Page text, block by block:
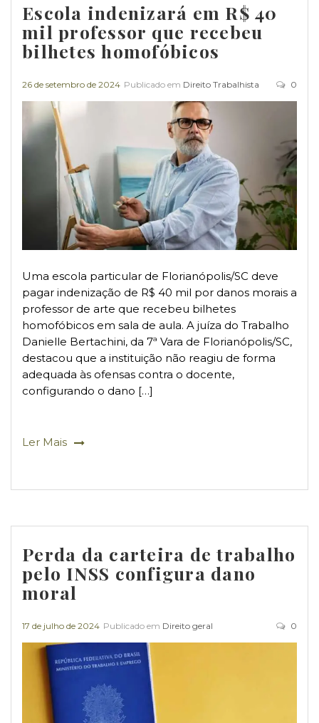
Escola indenizará em R$ 40
mil professor que recebeu
bilhetes homofóbicos
26 de setembro de 2024 Publicado em Direito Trabalhista 0
Uma escola particular de Florianópolis/SC deve
pagar indenização de R$ 40 mil por danos morais a
professor de arte que recebeu bilhetes
homofóbicos em sala de aula. A juíza do Trabalho
Danielle Bertachini, da 7ª Vara de Florianópolis/SC,
destacou que a instituição não reagiu de forma
adequada às ofensas contra o docente,
configurando o dano […]
Ler Mais
Perda da carteira de trabalho
pelo INSS configura dano
moral
17 de julho de 2024 Publicado em Direito geral 0